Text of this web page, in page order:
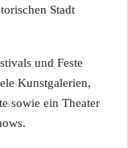
Stadt
und Feste
Kunstgalerien,
sowie ein Theater